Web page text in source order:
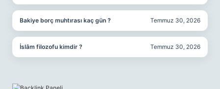
Bakiye borç muhtırası kaç gün ? Temmuz 30, 2026
İslâm filozofu kimdir ? Temmuz 30, 2026